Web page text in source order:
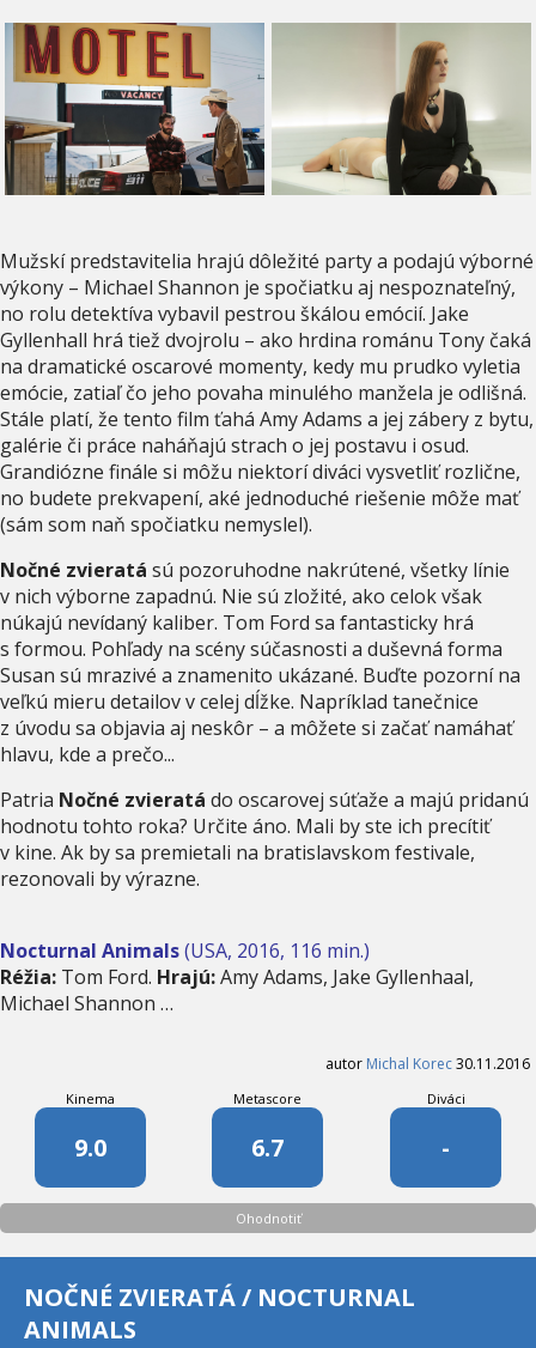
Mužskí predstavitelia hrajú dôležité party a podajú výborné
výkony – Michael Shannon je spočiatku aj nespoznateľný,
no rolu detektíva vybavil pestrou škálou emócií. Jake
Gyllenhall hrá tiež dvojrolu – ako hrdina románu Tony čaká
na dramatické oscarové momenty, kedy mu prudko vyletia
emócie, zatiaľ čo jeho povaha minulého manžela je odlišná.
Stále platí, že tento film ťahá Amy Adams a jej zábery z bytu,
galérie či práce naháňajú strach o jej postavu i osud.
Grandiózne finále si môžu niektorí diváci vysvetliť rozlične,
no budete prekvapení, aké jednoduché riešenie môže mať
(sám som naň spočiatku nemyslel).
Nočné zvieratá sú pozoruhodne nakrútené, všetky línie
v nich výborne zapadnú. Nie sú zložité, ako celok však
núkajú nevídaný kaliber. Tom Ford sa fantasticky hrá
s formou. Pohľady na scény súčasnosti a duševná forma
Susan sú mrazivé a znamenito ukázané. Buďte pozorní na
veľkú mieru detailov v celej dĺžke. Napríklad tanečnice
z úvodu sa objavia aj neskôr – a môžete si začať namáhať
hlavu, kde a prečo...
Patria Nočné zvieratá do oscarovej súťaže a majú pridanú
hodnotu tohto roka? Určite áno. Mali by ste ich precítiť
v kine. Ak by sa premietali na bratislavskom festivale,
rezonovali by výrazne.
Nocturnal Animals(USA, 2016, 116 min.)
Réžia: Tom Ford. Hrajú:Amy Adams, Jake Gyllenhaal,
Michael Shannon …
autor Michal Korec30.11.2016
Kinema
9.0
Metascore
6.7
Diváci
-
Ohodnotiť
NOČNÉ ZVIERATÁ / NOCTURNAL
ANIMALS